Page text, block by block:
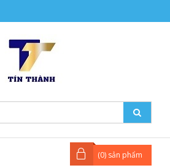
(0) sản phẩm